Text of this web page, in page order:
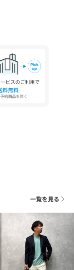
重量となります。
ださい。
り扱い上の注意
閲覧環境によ
照ください。
。
価格のタグが添付
ただく場合がござ
一覧を見る